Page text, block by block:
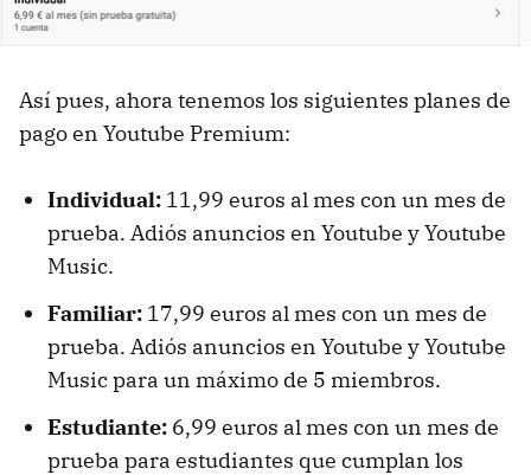
Así pues, ahora tenemos los siguientes planes de
pago en Youtube Premium:
Individual: 11,99 euros al mes con un mes de
prueba. Adiós anuncios en Youtube y Youtube
Music.
Familiar: 17,99 euros al mes con un mes de
prueba. Adiós anuncios en Youtube y Youtube
Music para un máximo de 5 miembros.
Estudiante: 6,99 euros al mes con un mes de
prueba para estudiantes que cumplan los